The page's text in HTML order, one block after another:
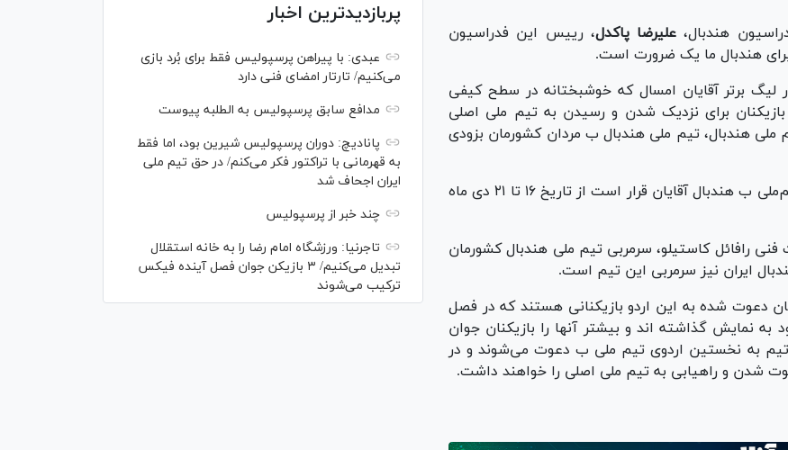
هندبال، علیرضا پاکدل، رییس این فدراسیون
هندبال ما یک ضرورت است.
لیگ برتر آقایان امسال که خوشبختانه در سطح کیفی
برای نزدیک شدن و رسیدن به تیم ملی اصلی
هندبال، تیم ملی هندبال ب مردان کشورمان بزودی
وی افزود: براین اساس نخستین اردوی آماده‌سازی تیم‌ملی ب هندبال آقایان قرار است از تاریخ ۱۶ تا ۲۱ دی ماه
رافائل کاستیلو، سرمربی تیم ملی هندبال کشورمان
ایران نیز سرمربی این تیم است.
دعوت شده به این اردو بازیکنانی هستند که در فصل
نمایش گذاشته اند و بیشتر آنها را بازیکنان جوان
به نخستین اردوی تیم ملی ب دعوت می‌شوند و در
شدن و راهیابی به تیم ملی اصلی را خواهند داشت.
پربازدیدترین اخبار
عبدی: با پیراهن پرسپولیس فقط برای بُرد بازی
می‌کنیم/ تارتار امضای فنی دارد
مدافع سابق پرسپولیس به الطلبه پیوست
پانادیچ: دوران پرسپولیس شیرین بود، اما فقط
به قهرمانی با تراکتور فکر می‌کنم/ در حق تیم ملی
ایران اجحاف شد
چند خبر از پرسپولیس
تاجرنیا: ورزشگاه امام رضا را به خانه استقلال
تبدیل می‌کنیم/ ۳ بازیکن جوان فصل آینده فیکس
ترکیب می‌شوند